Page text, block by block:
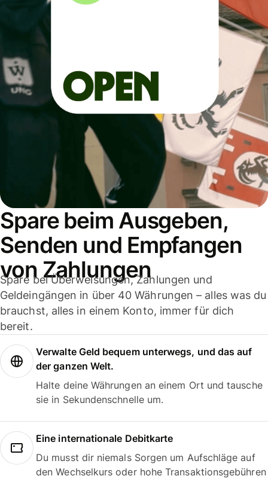
Spare beim Ausgeben,
Senden und Empfangen
von Zahlungen
Spare bei Überweisungen, Zahlungen und
Geldeingängen in über 40 Währungen – alles was du
brauchst, alles in einem Konto, immer für dich
bereit.
Verwalte Geld bequem unterwegs, und das auf
der ganzen Welt.
Halte deine Währungen an einem Ort und tausche
sie in Sekundenschnelle um.
Eine internationale Debitkarte
Du musst dir niemals Sorgen um Aufschläge auf
den Wechselkurs oder hohe Transaktionsgebühren